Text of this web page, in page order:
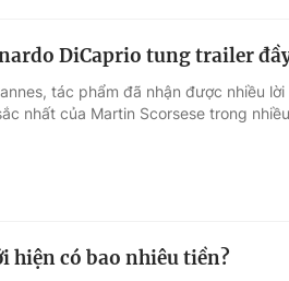
DiCaprio tung trailer
tác phẩm đã nhận được nhiều
nhất của Martin Scorsese trong
hiện có bao nhiêu tiền?